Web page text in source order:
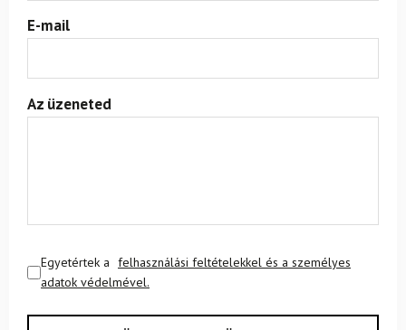
E-mail
Az üzeneted
Egyetértek a felhasználási feltételekkel és a személyes
adatok védelmével.